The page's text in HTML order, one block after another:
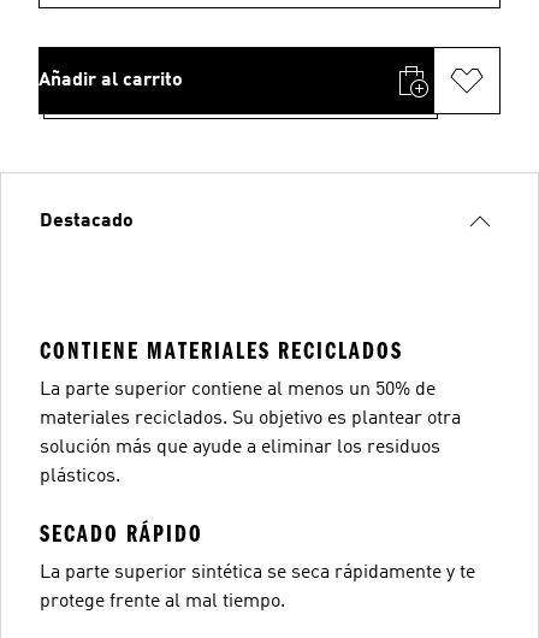
Añadir al carrito
Destacado
CONTIENE MATERIALES RECICLADOS
La parte superior contiene al menos un 50% de
materiales reciclados. Su objetivo es plantear otra
solución más que ayude a eliminar los residuos
plásticos.
SECADO RÁPIDO
La parte superior sintética se seca rápidamente y te
protege frente al mal tiempo.